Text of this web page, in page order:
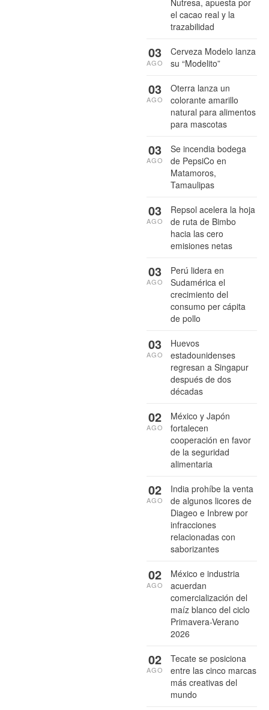
Nutresa, apuesta por
el cacao real y la
trazabilidad
Cerveza Modelo lanza
su “Modelito”
03
AGO
Oterra lanza un
colorante amarillo
natural para alimentos
para mascotas
03
AGO
Se incendia bodega
de PepsiCo en
Matamoros,
Tamaulipas
03
AGO
Repsol acelera la hoja
de ruta de Bimbo
hacia las cero
emisiones netas
03
AGO
Perú lidera en
Sudamérica el
crecimiento del
consumo per cápita
de pollo
03
AGO
Huevos
estadounidenses
regresan a Singapur
después de dos
décadas
03
AGO
México y Japón
fortalecen
cooperación en favor
de la seguridad
alimentaria
02
AGO
India prohíbe la venta
de algunos licores de
Diageo e Inbrew por
infracciones
relacionadas con
saborizantes
02
AGO
México e industria
acuerdan
comercialización del
maíz blanco del ciclo
Primavera-Verano
2026
02
AGO
Tecate se posiciona
entre las cinco marcas
más creativas del
mundo
02
AGO